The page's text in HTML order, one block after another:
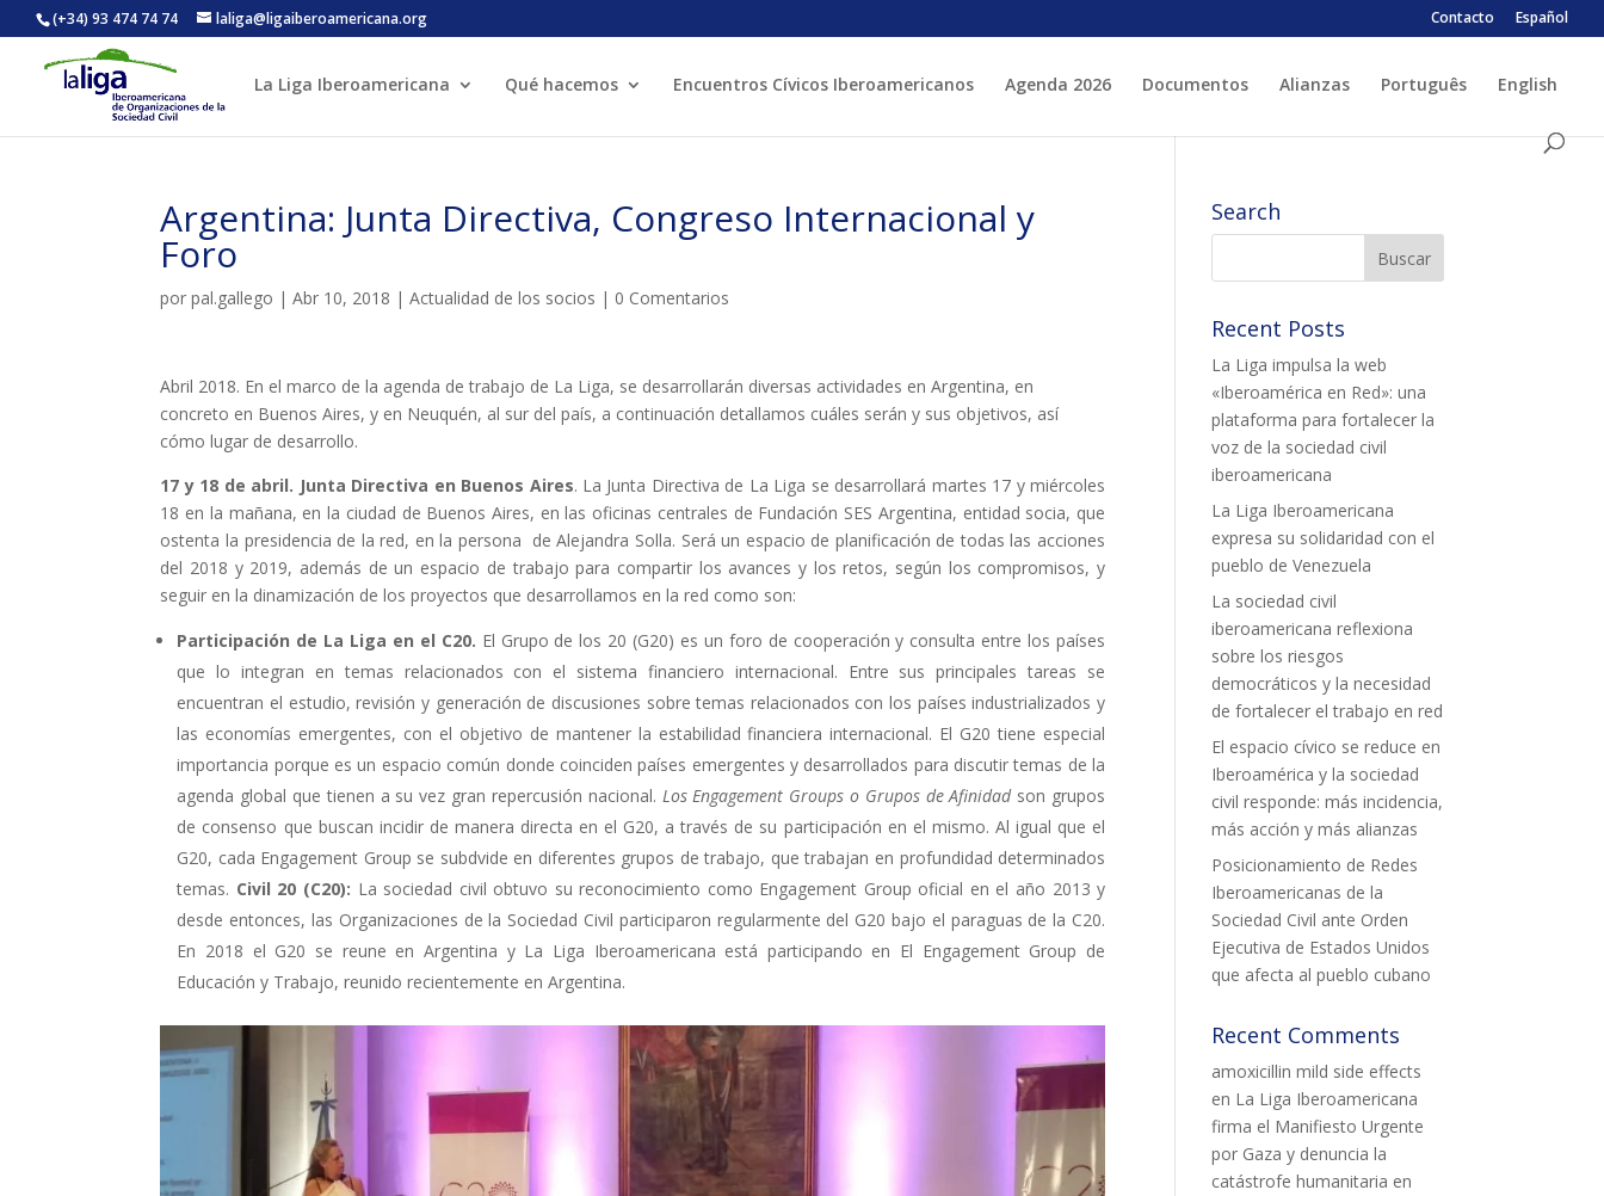
(+34) 93 474 74 74 laliga@ligaiberoamericana.org Contacto Español
La Liga Iberoamericana Qué hacemos Encuentros Cívicos Iberoamericanos Agenda 2026 Documentos Alianzas Português English
Argentina: Junta Directiva, Congreso Internacional y
Foro
porpal.gallego |Abr 10, 2018 |Actualidad de los socios | 0 Comentarios
Abril 2018. En el marco de la agenda de trabajo de La Liga, se desarrollarán diversas actividades en Argentina, en
concreto en Buenos Aires, y en Neuquén, al sur del país, a continuación detallamos cuáles serán y sus objetivos, así
cómo lugar de desarrollo.
17 y 18 de abril. Junta Directiva en Buenos Aires. La Junta Directiva de La Liga se desarrollará martes 17 y miércoles
18 en la mañana, en la ciudad de Buenos Aires, en las oficinas centrales de Fundación SES Argentina, entidad socia, que
ostenta la presidencia de la red, en la persona de Alejandra Solla. Será un espacio de planificación de todas las acciones
del 2018 y 2019, además de un espacio de trabajo para compartir los avances y los retos, según los compromisos, y
seguir en la dinamización de los proyectos que desarrollamos en la red como son:
Participación de La Liga en el C20. El Grupo de los 20 (G20) es un foro de cooperación y consulta entre los países
que lo integran en temas relacionados con el sistema financiero internacional. Entre sus principales tareas se
encuentran el estudio, revisión y generación de discusiones sobre temas relacionados con los países industrializados y
las economías emergentes, con el objetivo de mantener la estabilidad financiera internacional. El G20 tiene especial
importancia porque es un espacio común donde coinciden países emergentes y desarrollados para discutir temas de la
agenda global que tienen a su vez gran repercusión nacional. Los Engagement Groups o Grupos de Afinidadson grupos
de consenso que buscan incidir de manera directa en el G20, a través de su participación en el mismo. Al igual que el
G20, cada Engagement Group se subdvide en diferentes grupos de trabajo, que trabajan en profundidad determinados
temas. Civil 20 (C20): La sociedad civil obtuvo su reconocimiento como Engagement Group oficial en el año 2013 y
desde entonces, las Organizaciones de la Sociedad Civil participaron regularmente del G20 bajo el paraguas de la C20.
En 2018 el G20 se reune en Argentina y La Liga Iberoamericana está participando en El Engagement Group de
Educación y Trabajo, reunido recientemente en Argentina.
Search
Recent Posts
La Liga impulsa la web
«Iberoamérica en Red»: una
plataforma para fortalecer la
voz de la sociedad civil
iberoamericana
La Liga Iberoamericana
expresa su solidaridad con el
pueblo de Venezuela
La sociedad civil
iberoamericana reflexiona
sobre los riesgos
democráticos y la necesidad
de fortalecer el trabajo en red
El espacio cívico se reduce en
Iberoamérica y la sociedad
civil responde: más incidencia,
más acción y más alianzas
Posicionamiento de Redes
Iberoamericanas de la
Sociedad Civil ante Orden
Ejecutiva de Estados Unidos
que afecta al pueblo cubano
Recent Comments
amoxicillin mild side effects
en La Liga Iberoamericana
firma el Manifiesto Urgente
por Gaza y denuncia la
catástrofe humanitaria en
ACTIVITATS D'ESTIU MÓN ESCOLAR ALBERG CENTRE ESPLAI FORMACIÓ
CASES DE COLÒNIES ACCIÓ SOCIAL I JOVES ESPLAIS SUPORT TERCER SECTOR
L'equip
Missió i valors
Els comptes clars
Memòria d'activitats
Proposta educativa
Butlletins
Diari de la Fundació
Fundesplai als mitjans
Xarxes socials
Fes voluntariat
Treballa amb nosaltres